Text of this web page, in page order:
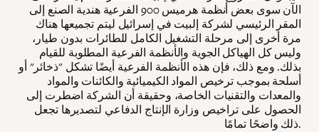
الآن سوى بعض أنظمة هرميس 900 الفرعية هندية الصنع إلى
المقر الرئيسي لشركة إلبيت في إسرائيل ليتم تجميعها هناك
مرة أخرى إلى مرحلة التشغيل الكامل للطائرات بدون طيار،
وليس كل الهياكل الجوية والأنظمة الفرعية المطلوبة للقيام
بذلك. ومع ذلك، فإن هذه الأنظمة الفرعية أيضًا تشكل "ذخائر" أو
أسلحة بموجب ترخيص المواد الكيميائية والكائنات والمواد
والمعدات والتقنيات الخاصة، وحقيقة أن الشركة اضطرت إلى
الحصول على تراخيص وزارة الإنتاج الدفاعي لتصديرها تجعل
ذلك واضحًا تمامًا.